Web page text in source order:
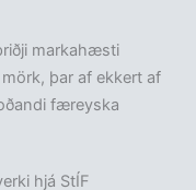
markahæsti
þar af ekkert af
færeyska
hjá StÍF